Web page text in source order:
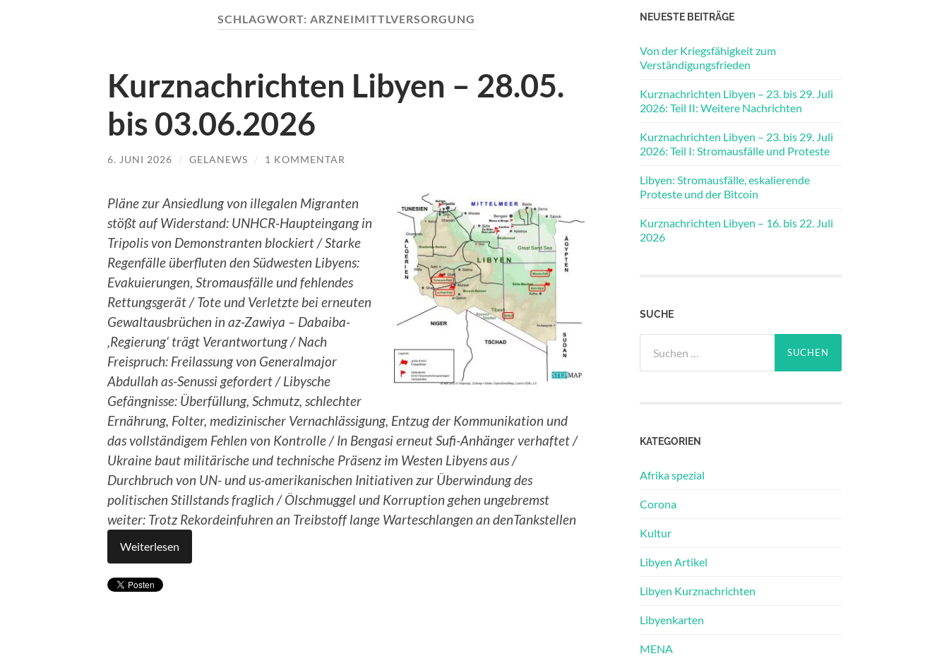
SCHLAGWORT: ARZNEIMITTLVERSORGUNG
Kurznachrichten Libyen – 28.05.
bis 03.06.2026
6. JUNI 2026 / GELANEWS / 1 KOMMENTAR
Pläne zur Ansiedlung von illegalen Migranten
stößt auf Widerstand: UNHCR-Haupteingang in
Tripolis von Demonstranten blockiert / Starke
Regenfälle überfluten den Südwesten Libyens:
Evakuierungen, Stromausfälle und fehlendes
Rettungsgerät / Tote und Verletzte bei erneuten
Gewaltausbrüchen in az-Zawiya – Dabaiba-
‚Regierung‘ trägt Verantwortung / Nach
Freispruch: Freilassung von Generalmajor
Abdullah as-Senussi gefordert / Libysche
Gefängnisse: Überfüllung, Schmutz, schlechter
Ernährung, Folter, medizinischer Vernachlässigung, Entzug der Kommunikation und
das vollständigem Fehlen von Kontrolle / In Bengasi erneut Sufi-Anhänger verhaftet /
Ukraine baut militärische und technische Präsenz im Westen Libyens aus /
Durchbruch von UN- und us-amerikanischen Initiativen zur Überwindung des
politischen Stillstands fraglich / Ölschmuggel und Korruption gehen ungebremst
weiter: Trotz Rekordeinfuhren an Treibstoff lange Warteschlangen an denTankstellen
Weiterlesen
NEUESTE BEITRÄGE
Von der Kriegsfähigkeit zum
Verständigungsfrieden
Kurznachrichten Libyen – 23. bis 29. Juli
2026: Teil II: Weitere Nachrichten
Kurznachrichten Libyen – 23. bis 29. Juli
2026: Teil I: Stromausfälle und Proteste
Libyen: Stromausfälle, eskalierende
Proteste und der Bitcoin
Kurznachrichten Libyen – 16. bis 22. Juli
2026
SUCHE
nach:
KATEGORIEN
Afrika spezial
Corona
Kultur
Libyen Artikel
Libyen Kurznachrichten
Libyenkarten
MENA